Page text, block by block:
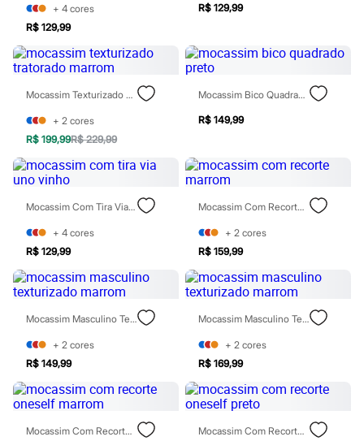
Plus size
Blusas e Camisetas
Casacos e Jaquetas
Jeans
Shorts e Saias
Vestidos
Masculino
Em alta
Dia dos Pais
Inverno
Novidades
Roupas
Bermudas
Camisas
Calças
Camisetas e Regatas
Casacos e Jaquetas
Jeans
Polos
Acessórios
Chapéus e Bonés
Cintos
Óculos
Relógios
Botas
+ 4 cores
R$ 129,99
R$ 129,99
Mocassim Texturizado Tratorado Marrom
+ 2 cores
R$ 199,99R$ 229,99
Mocassim Bico Quadrado Preto
R$ 149,99
Mocassim Com Tira Via Uno Vinho
+ 4 cores
R$ 129,99
Mocassim Com Recorte Marrom
+ 2 cores
R$ 159,99
Mocassim Masculino Texturizado Marrom
+ 2 cores
R$ 149,99
Mocassim Masculino Texturizado Marrom
+ 2 cores
R$ 169,99
Mocassim Com Recorte Oneself Marrom Mocassim Com Recorte Oneself Preto